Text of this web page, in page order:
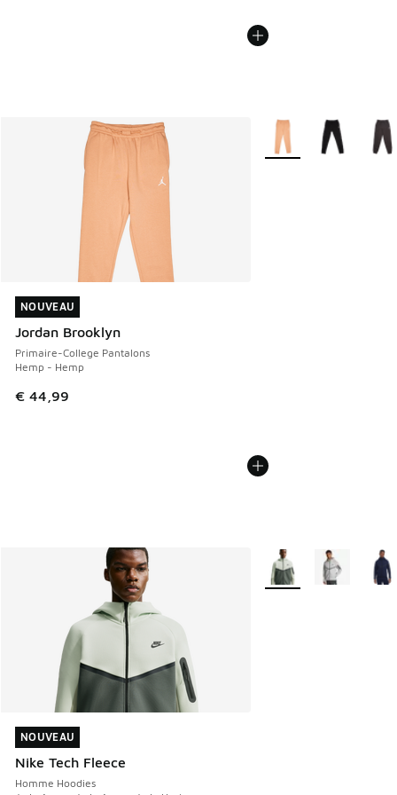
NOUVEAU
Jordan Brooklyn
Primaire-College Pantalons
Hemp - Hemp
€ 44,99
NOUVEAU
Plus de couleurs
NOUVEAU
Nike Tech Fleece
Homme Hoodies
NOUVEAU
Plus de couleurs